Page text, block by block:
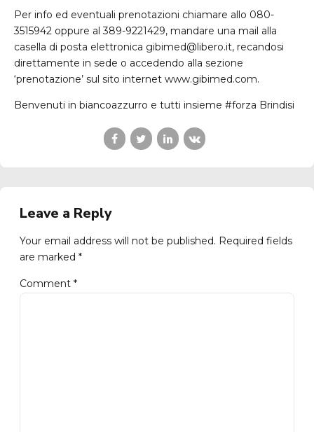
Per info ed eventuali prenotazioni chiamare allo 080-
3515942 oppure al 389-9221429, mandare una mail alla
casella di posta elettronica gibimed@libero.it, recandosi
direttamente in sede o accedendo alla sezione
‘prenotazione’ sul sito internet www.gibimed.com.
Benvenuti in biancoazzurro e tutti insieme #forza Brindisi
Leave a Reply
Your email address will not be published. Required fields
are marked *
Comment *